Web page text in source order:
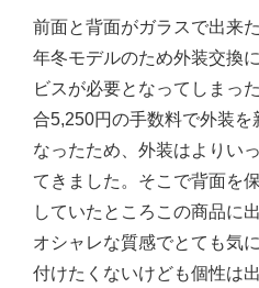
前面と背面がガラスで出来
年冬モデルのため外装交換
ビスが必要となってしまっ
合5,250円の手数料で外装を
なったため、外装はよりい
てきました。そこで背面を
していたところこの商品に
オシャレな質感でとても気
付けたくないけども個性は